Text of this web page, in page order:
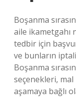
Boşanma
aile ikametgahı
tedbir için
ve bunların
Boşanma
seçenekleri, mal
aşamaya bağlı